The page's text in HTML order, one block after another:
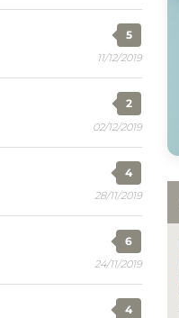
5
11/12/2019
2
02/12/2019
4
28/11/2019
6
24/11/2019
4